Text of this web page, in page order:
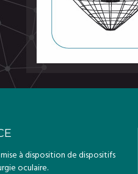
à disposition de dispositifs
oculaire.